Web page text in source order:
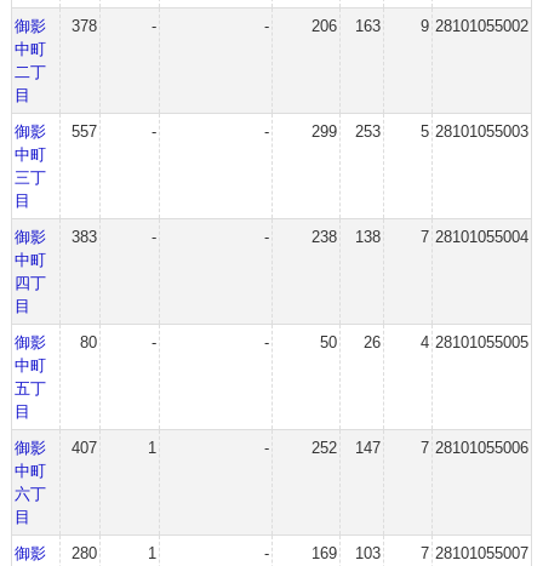
御影
中町
二丁
目
378 - - 206 163 9 28101055002
御影
中町
三丁
目
557 - - 299 253 5 28101055003
御影
中町
四丁
目
383 - - 238 138 7 28101055004
御影
中町
五丁
目
80 - - 50 26 4 28101055005
御影
中町
六丁
目
407 1 - 252 147 7 28101055006
御影
280 1 - 169 103 7 28101055007